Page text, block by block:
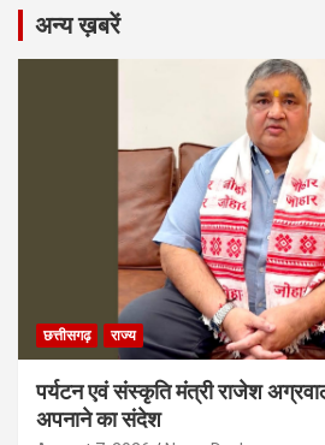
अन्य ख़बरें
छत्तीसगढ़ राज्य
पर्यटन एवं संस्कृति मंत्री राजेश
अपनाने का संदेश